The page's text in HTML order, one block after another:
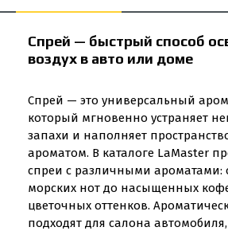
Спрей — быстрый способ
воздух в авто или доме
Спрей — это универсальный
который мгновенно устраняет
запахи и наполняет
ароматом. В каталоге LaMaster
спреи с различными ароматами:
морских нот до насыщенных
цветочных оттенков.
подходят для салона